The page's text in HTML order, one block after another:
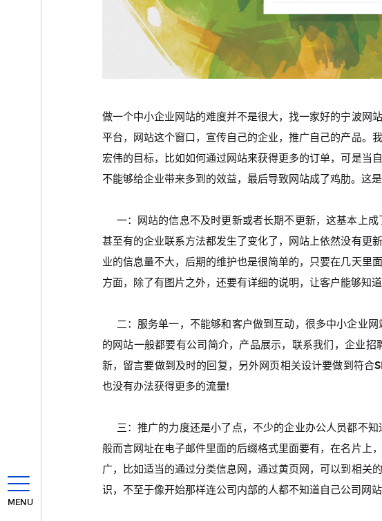
MENU
做一个中小企业网站的难度并不是很大，找一家好的宁波网
平台，网站这个窗口，宣传自己的企业，推广自己的产品。
宏伟的目标，比如如何通过网站来获得更多的订单，可是当
不能够给企业带来多到的效益，最后导致网站成了鸡肋。这
一：网站的信息不及时更新或者长期不更新，这基本上成
甚至有的企业联系方法都发生了变化了，网站上依然没有更
业的信息量不大，后期的维护也是很简单的，只要在几天里
方面，除了有图片之外，还要有详细的说明，让客户能够知
二：服务单一，不能够和客户做到互动，很多中小企业网
的网站一般都要有公司简介，产品展示，联系我们，企业
新，留言要做到及时的回复，另外网页相关设计要做到符合
也没有办法获得更多的流量!
三：推广的力度还是小了点，不少的企业办公人员都不知
般而言网址在电子邮件里面的后缀格式里面要有，在名片上
广，比如适当的通过分类信息网，通过黄页网，可以到相关
识，不至于像开始那样连公司内部的人都不知道自己公司网